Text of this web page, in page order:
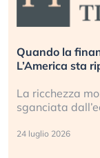
Quando la
L’America sta
La ricchezza
sganciata
24 luglio 2026